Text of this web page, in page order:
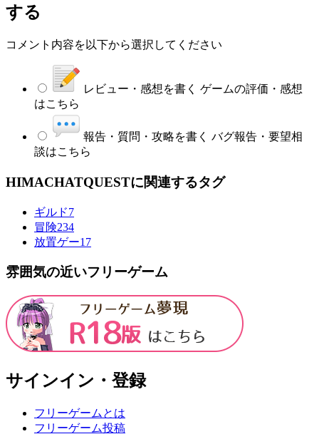
する
コメント内容を以下から選択してください
レビュー・感想を書く ゲームの評価・感想
はこちら
報告・質問・攻略を書く バグ報告・要望相
談はこちら
HIMACHATQUESTに関連するタグ
ギルド7
冒険234
放置ゲー17
雰囲気の近いフリーゲーム
サインイン・登録
フリーゲームとは
フリーゲーム投稿